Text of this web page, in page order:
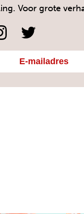
Voor grote